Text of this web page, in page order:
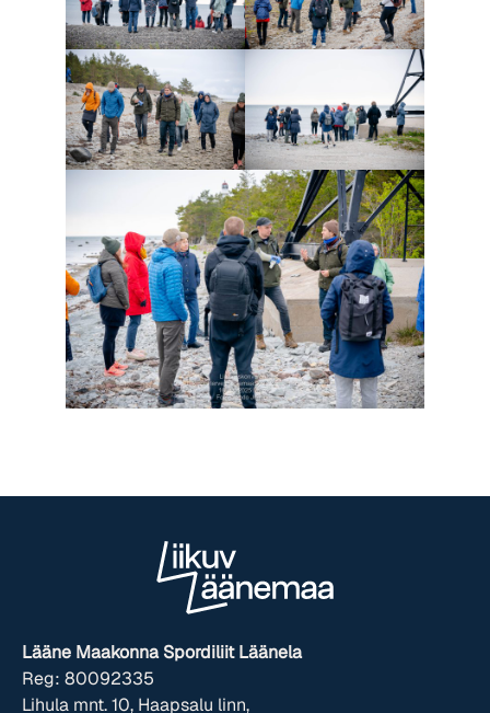
Lääne Maakonna Spordiliit Läänela
Reg: 80092335
Lihula mnt. 10, Haapsalu linn,